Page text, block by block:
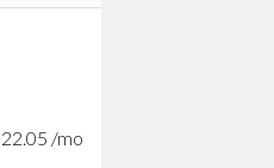
22 .05 /mo